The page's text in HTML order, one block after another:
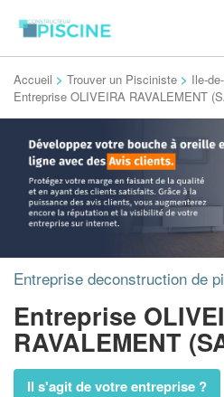
Accueil > Trouver un Pisciniste > Ile-
Entreprise OLIVEIRA RAVALEMENT
Entreprise deconstruction de
Entreprise
RAVALEMENT
Il s'agit de votre entreprise ?